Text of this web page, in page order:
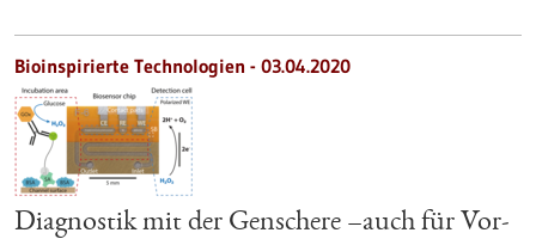
Bioinspirierte Technologien - 03.04.2020
Diagnostik mit der Genschere –auch für Vor-